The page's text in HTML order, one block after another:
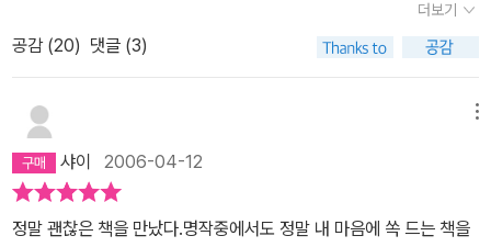
랑 성욕이랑 버무리면 누구 하나라도 걸리지 않겠냐, 이런 치트키를
뿅뿅 써가지고 유쾌하게 써 내려간 소설이었다. 누구나 사랑하고 사
랑 받고 싶은 욕망이 있다. 그건 이성애건 동성애건 범성애건 성애적
형태로 충족될 수도 있고, 아 난 에이섹슈얼, 그레이섹슈얼이라 그냥
다, 거기에 알코올 추가요, 하고 만족할 수도 있다. 그런데 국밥 필요
한 사람한테 자꾸 달라는 국밥은 안주고 배고픈데 주방에선 조리사님
이 윙크만 오지게 보내거나, 밥은 됐고요 빨리 라면이나 한 사발 뚝딱
더보기
공감 (20) 댓글 (3)
샤이 2006-04-12
정말 괜찮은 책을 만났다.명작중에서도 정말 내 마음에 쏙 드는 책을